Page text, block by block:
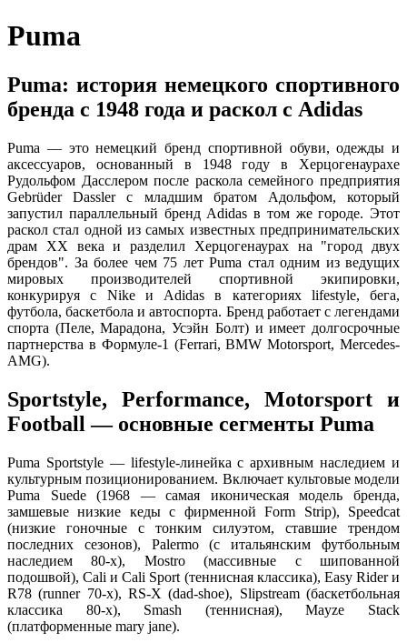
Puma
Puma: история немецкого спортивного
бренда с 1948 года и раскол с Adidas
Puma — это немецкий бренд спортивной обуви, одежды и
аксессуаров, основанный в 1948 году в Херцогенаурахе
Рудольфом Дасслером после раскола семейного предприятия
Gebrüder Dassler с младшим братом Адольфом, который
запустил параллельный бренд Adidas в том же городе. Этот
раскол стал одной из самых известных предпринимательских
драм XX века и разделил Херцогенаурах на "город двух
брендов". За более чем 75 лет Puma стал одним из ведущих
мировых производителей спортивной экипировки,
конкурируя с Nike и Adidas в категориях lifestyle, бега,
футбола, баскетбола и автоспорта. Бренд работает с легендами
спорта (Пеле, Марадона, Усэйн Болт) и имеет долгосрочные
партнерства в Формуле-1 (Ferrari, BMW Motorsport, Mercedes-
AMG).
Sportstyle, Performance, Motorsport и
Football — основные сегменты Puma
Puma Sportstyle — lifestyle-линейка с архивным наследием и
культурным позиционированием. Включает культовые модели
Puma Suede (1968 — самая иконическая модель бренда,
замшевые низкие кеды с фирменной Form Strip), Speedcat
(низкие гоночные с тонким силуэтом, ставшие трендом
последних сезонов), Palermo (с итальянским футбольным
наследием 80-х), Mostro (массивные с шипованной
подошвой), Cali и Cali Sport (теннисная классика), Easy Rider и
R78 (runner 70-х), RS-X (dad-shoe), Slipstream (баскетбольная
классика 80-х), Smash (теннисная), Mayze Stack
(платформенные mary jane).